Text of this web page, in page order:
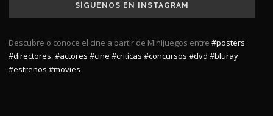
SÍGUENOS EN INSTAGRAM
Descubre o conoce el cine a partir de Minijuegos entre #posters
#directores,#actores #cine #criticas #concursos #dvd #bluray
#estrenos #movies